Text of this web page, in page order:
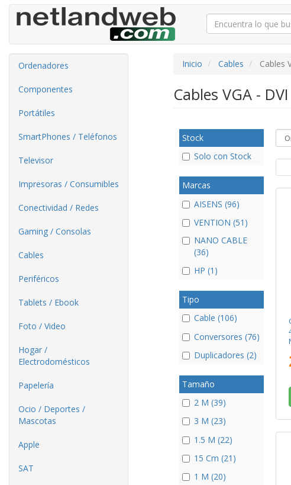
Ordenadores
Componentes
Portátiles
SmartPhones / Teléfonos
Televisor
Impresoras / Consumibles
Conectividad / Redes
Gaming / Consolas
Cables
Periféricos
Tablets / Ebook
Foto / Video
Hogar /
Electrodomésticos
Papelería
Ocio / Deportes /
Mascotas
Apple
SAT
Inicio Cables Cables
Cables VGA -
Stock
Solo con Stock
Marcas
AISENS (96)
VENTION (51)
NANO CABLE
(36)
HP (1)
Tipo
Cable (106)
Conversores (76)
Duplicadores (2)
Tamaño
2 M (39)
3 M (23)
1.5 M (22)
15 Cm (21)
1 M (20)